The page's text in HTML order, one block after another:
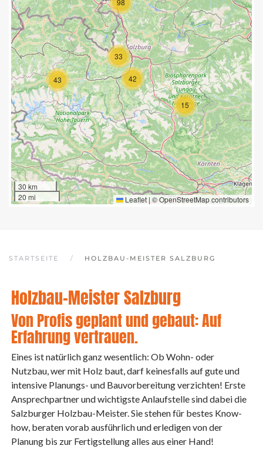
15
33
42
43
30 km
20 mi
Leaflet | ©OpenStreetMapcontributors
STARTSEITE HOLZBAU-MEISTER SALZBURG
Holzbau-Meister Salzburg
Von Profis geplant und gebaut: Auf
Erfahrung vertrauen.
Eines ist natürlich ganz wesentlich: Ob Wohn- oder
Nutzbau, wer mit Holz baut, darf keinesfalls auf gute und
intensive Planungs- und Bauvorbereitung verzichten! Erste
Ansprechpartner und wichtigste Anlaufstelle sind dabei die
Salzburger Holzbau-Meister. Sie stehen für bestes Know-
how, beraten vorab ausführlich und erledigen von der
Planung bis zur Fertigstellung alles aus einer Hand!